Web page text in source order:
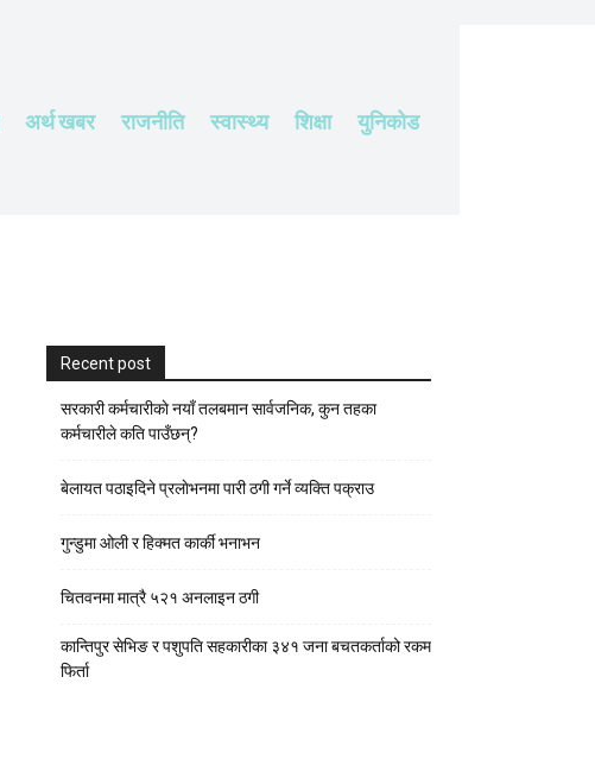
अर्थ खबर राजनीति स्वास्थ्य शिक्षा युनिकोड
Recent post
सरकारी कर्मचारीकाे नयाँ तलबमान सार्वजनिक, कुन तहका
कर्मचारीले कति पाउँछन्?
बेलायत पठाइदिने प्रलाेभनमा पारी ठगी गर्ने व्यक्ति पक्राउ
गुन्डुमा ओली र हिक्मत कार्की भनाभन
चितवनमा मात्रै ५२१ अनलाइन ठगी
कान्तिपुर सेभिङ र पशुपति सहकारीका ३४१ जना बचतकर्ताको रकम
फिर्ता